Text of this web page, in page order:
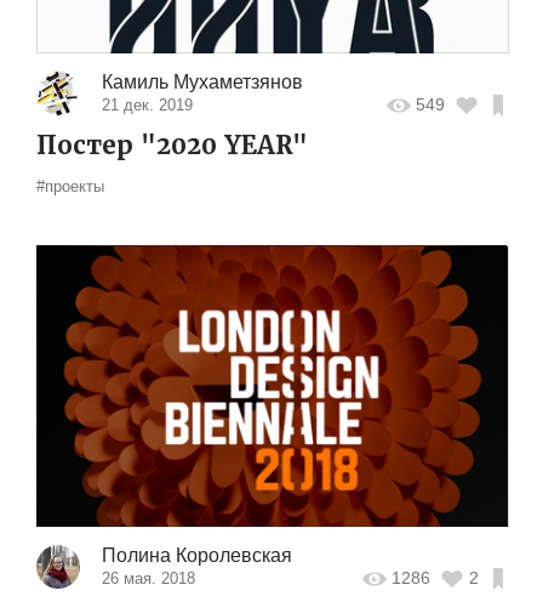
Камиль Мухаметзянов
21 дек. 2019 549
Постер "2020 YEAR"
#проекты
Полина Королевская
26 мая. 2018 1286 2